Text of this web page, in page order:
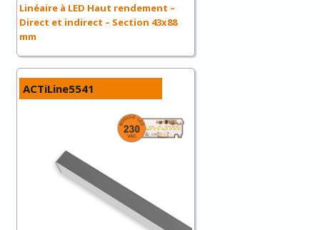
Linéaire à LED Haut rendement –
Direct et indirect – Section 43x88
mm
ACTiLine5541